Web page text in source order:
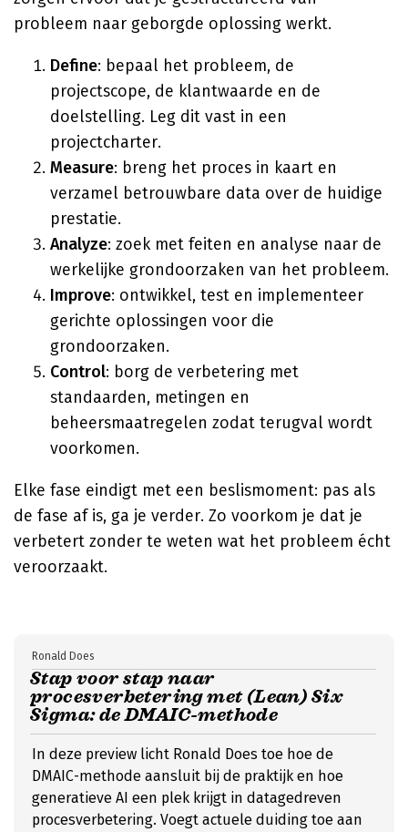
probleem naar geborgde oplossing werkt.
Define: bepaal het probleem, de
projectscope, de klantwaarde en de
doelstelling. Leg dit vast in een
projectcharter.
Measure: breng het proces in kaart en
verzamel betrouwbare data over de huidige
prestatie.
Analyze: zoek met feiten en analyse naar de
werkelijke grondoorzaken van het probleem.
Improve: ontwikkel, test en implementeer
gerichte oplossingen voor die
grondoorzaken.
Control: borg de verbetering met
standaarden, metingen en
beheersmaatregelen zodat terugval wordt
voorkomen.
Elke fase eindigt met een beslismoment: pas als
de fase af is, ga je verder. Zo voorkom je dat je
verbetert zonder te weten wat het probleem écht
veroorzaakt.
Stap voor stap naar
procesverbetering met (Lean) Six
Sigma: de DMAIC-methode
Ronald Does
In deze preview licht Ronald Does toe hoe de
DMAIC-methode aansluit bij de praktijk en hoe
generatieve AI een plek krijgt in datagedreven
procesverbetering. Voegt actuele duiding toe aan